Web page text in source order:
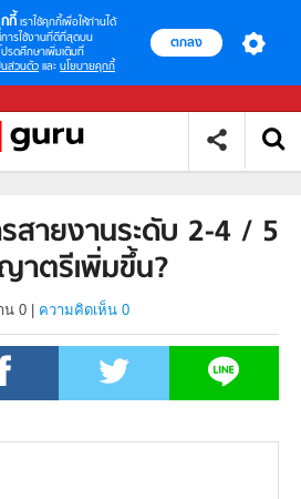
กกี้ เราใช้คุกกี้เพื่อให้ท่านได้
ารใช้งานที่ดีที่สุดบน
ปรดศึกษาเพิ่มเติมที่
นส่วนตัว และ นโยบายคุกกี้
ตกลง
สายงานระดับ 2-4 / 5
ตรีเพิ่มขึ้น?
น 0 ความคิดเห็น 0